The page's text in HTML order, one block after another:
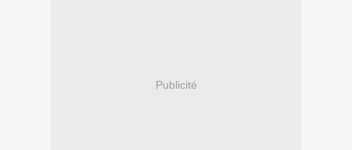
Publicité